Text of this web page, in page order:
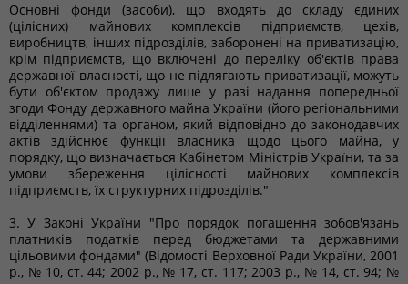
Основні фонди (засоби), що входять до складу єдиних
(цілісних) майнових комплексів підприємств, цехів,
виробництв, інших підрозділів, заборонені на приватизацію,
крім підприємств, що включені до переліку об'єктів права
державної власності, що не підлягають приватизації, можуть
бути об'єктом продажу лише у разі надання попередньої
згоди Фонду державного майна України (його регіональними
відділеннями) та органом, який відповідно до законодавчих
актів здійснює функції власника щодо цього майна, у
порядку, що визначається Кабінетом Міністрів України, та за
умови збереження цілісності майнових комплексів
підприємств, їх структурних підрозділів."
3. У Законі України "Про порядок погашення зобов'язань
платників податків перед бюджетами та державними
цільовими фондами" (Відомості Верховної Ради України, 2001
р., № 10, ст. 44; 2002 р., № 17, ст. 117; 2003 р., № 14, ст. 94; №